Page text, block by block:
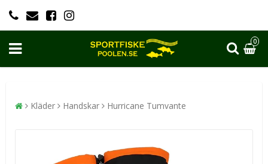
0
Kläder Handskar Hurricane Tumvante